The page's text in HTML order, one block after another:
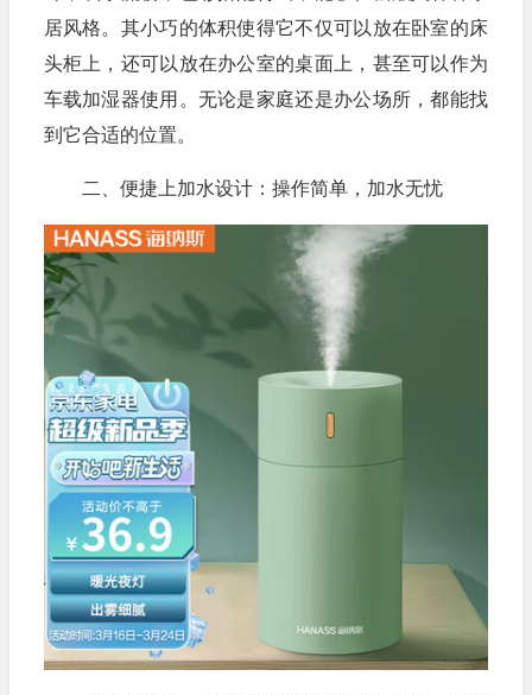
居风格。其小巧的体积使得它不仅可以放在卧室的床
头柜上，还可以放在办公室的桌面上，甚至可以作为
车载加湿器使用。无论是家庭还是办公场所，都能找
到它合适的位置。
二、便捷上加水设计：操作简单，加水无忧